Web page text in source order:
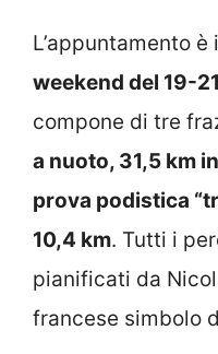
L’appuntamento
weekend del 19-
compone di tre
a nuoto, 31,5 km
prova podistica
10,4 km. Tutti i
pianificati da
francese simbolo